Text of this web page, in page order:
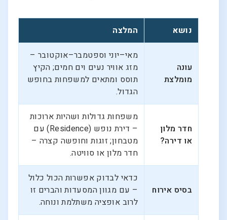
נושא המלצה
עונה
מומלצת
מאי–יוני וספטמבר–אוקטובר –
מזג אוויר נעים וים חמים; הקיץ
תוסס ומתאים למשפחות בחופש
הגדול.
חדר מלון
או דירה?
משפחות גדולות ושהיות ארוכות
– דירת נופש (Residence) עם
מטבחון; זוגות וחופשה קצרה –
חדר מלון או סוויטה.
בסיס אירוח
כדאי לבדוק אפשרות הכול כלול
– עם מגוון המסעדות והברים זו
לרוב אופציה משתלמת ונוחה.